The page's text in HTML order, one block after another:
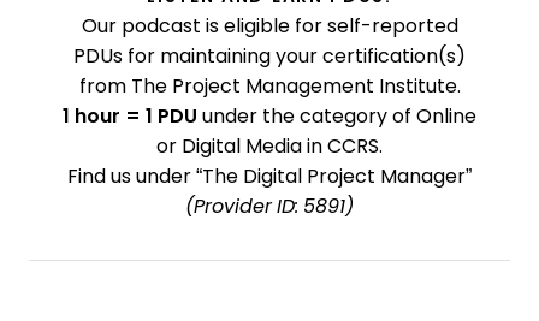
Our podcast is eligible for self-reported
PDUs for maintaining your certification(s)
from The Project Management Institute.
1 hour = 1 PDU under the category of Online
or Digital Media in CCRS.
Find us under “The Digital Project Manager”
(Provider ID: 5891)